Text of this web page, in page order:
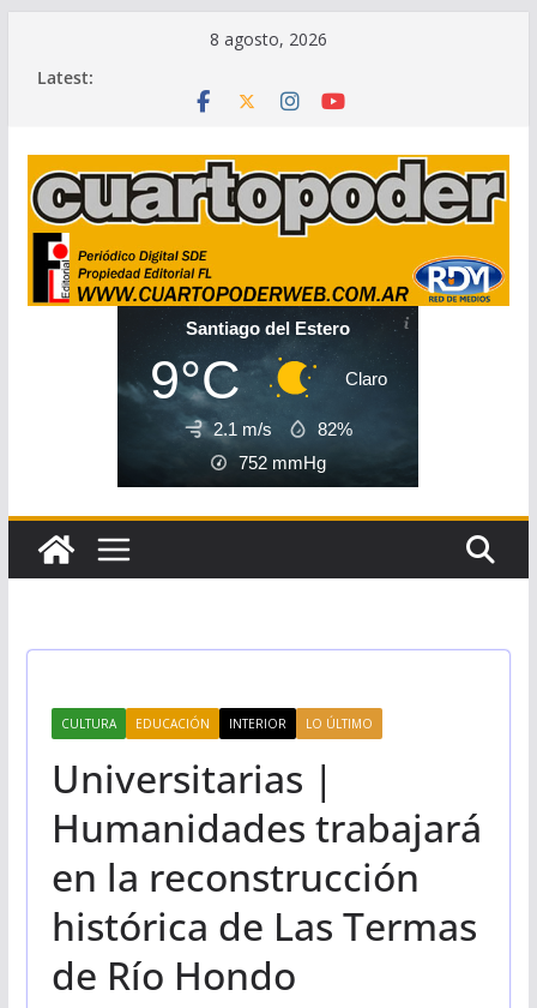
8 agosto, 2026
Latest:
Santiago del Estero
9°C Claro
2.1 m/s
82%
752 mmHg
CULTURA EDUCACIÓN INTERIOR LO ÚLTIMO
Universitarias |
Humanidades trabajará
en la reconstrucción
histórica de Las Termas
de Río Hondo